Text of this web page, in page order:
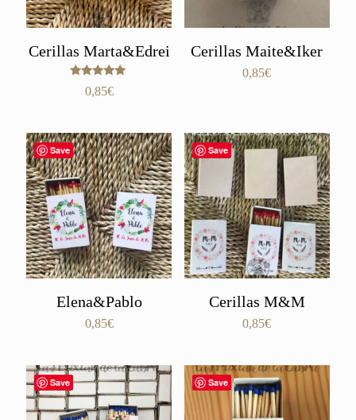
Cerillas Marta&Edrei
Valorado
con
0,85€
Cerillas Maite&Iker
0,85€
Save
Elena&Pablo
0,85€
Save
Cerillas M&M
0,85€
Save Save